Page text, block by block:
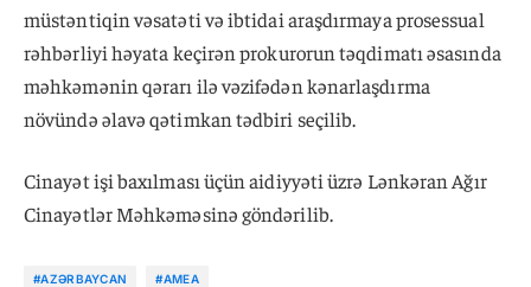
müstəntiqin vəsatəti və ibtidai araşdırmaya prosessual
rəhbərliyi həyata keçirən prokurorun təqdimatı əsasında
məhkəmənin qərarı ilə vəzifədən kənarlaşdırma
növündə əlavə qətimkan tədbiri seçilib.
Cinayət işi baxılması üçün aidiyyəti üzrə Lənkəran Ağır
Cinayətlər Məhkəməsinə göndərilib.
#AZƏRBAYCAN #AMEA